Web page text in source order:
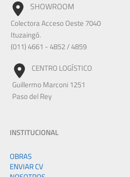
SHOWROOM
Colectora Acceso Oeste 7040
Ituzaingó.
(011) 4661 - 4852 / 4859
CENTRO LOGÍSTICO
Guillermo Marconi 1251
Paso del Rey
INSTITUCIONAL
OBRAS
ENVIAR CV